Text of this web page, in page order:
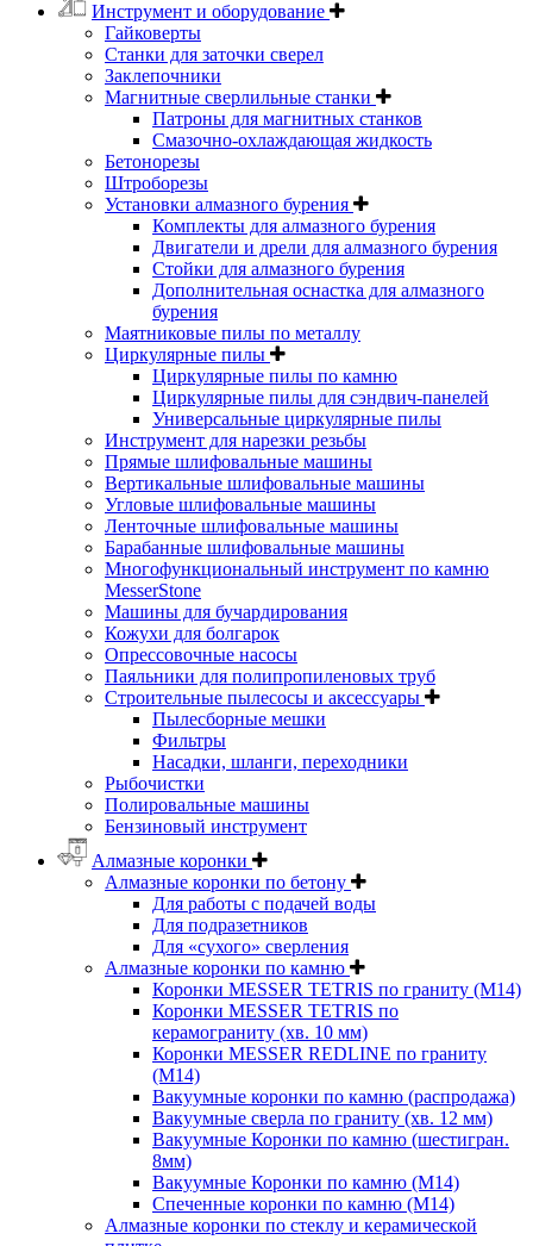
Инструмент и оборудование
Гайковерты
Станки для заточки сверел
Заклепочники
Магнитные сверлильные станки
Патроны для магнитных станков
Смазочно-охлаждающая жидкость
Бетонорезы
Штроборезы
Установки алмазного бурения
Комплекты для алмазного бурения
Двигатели и дрели для алмазного бурения
Стойки для алмазного бурения
Дополнительная оснастка для алмазного
бурения
Маятниковые пилы по металлу
Циркулярные пилы
Циркулярные пилы по камню
Циркулярные пилы для сэндвич-панелей
Универсальные циркулярные пилы
Инструмент для нарезки резьбы
Прямые шлифовальные машины
Вертикальные шлифовальные машины
Угловые шлифовальные машины
Ленточные шлифовальные машины
Барабанные шлифовальные машины
Многофункциональный инструмент по камню
MesserStone
Машины для бучардирования
Кожухи для болгарок
Опрессовочные насосы
Паяльники для полипропиленовых труб
Строительные пылесосы и аксессуары
Пылесборные мешки
Фильтры
Насадки, шланги, переходники
Рыбочистки
Полировальные машины
Бензиновый инструмент
Алмазные коронки
Алмазные коронки по бетону
Для работы с подачей воды
Для подразетников
Для «сухого» сверления
Алмазные коронки по камню
Коронки MESSER TETRIS по граниту (М14)
Коронки MESSER TETRIS по
керамограниту (хв. 10 мм)
Коронки MESSER REDLINE по граниту
(М14)
Вакуумные коронки по камню (распродажа)
Вакуумные сверла по граниту (хв. 12 мм)
Вакуумные Коронки по камню (шестигран.
8мм)
Вакуумные Коронки по камню (M14)
Спеченные коронки по камню (M14)
Алмазные коронки по стеклу и керамической